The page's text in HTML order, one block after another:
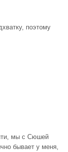
поэтому
мы с Сюшей
бывает у меня,